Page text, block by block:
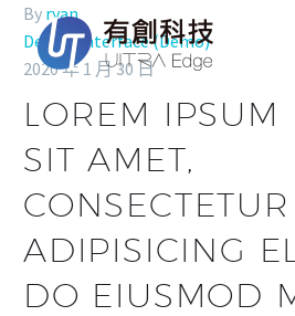
By ryan
Design Interface (Demo)
2020 年 1 月 30 日
LOREM IPSUM
SIT AMET,
ADIPISICING
DO EIUSMOD